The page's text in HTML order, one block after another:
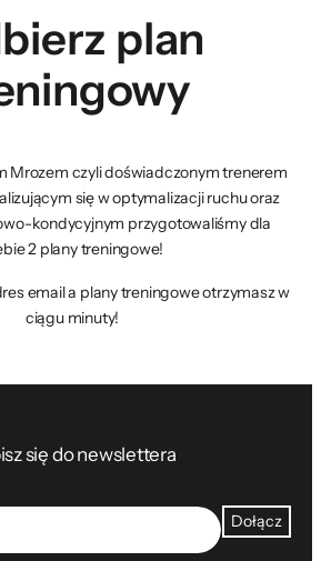
plan
Mrozem czyli doświadczonym trenerem
się w optymalizacji ruchu oraz
kondycyjnym przygotowaliśmy dla
2 plany treningowe!
email a plany treningowe otrzymasz w
ciągu minuty!
się do newslettera
Dołącz